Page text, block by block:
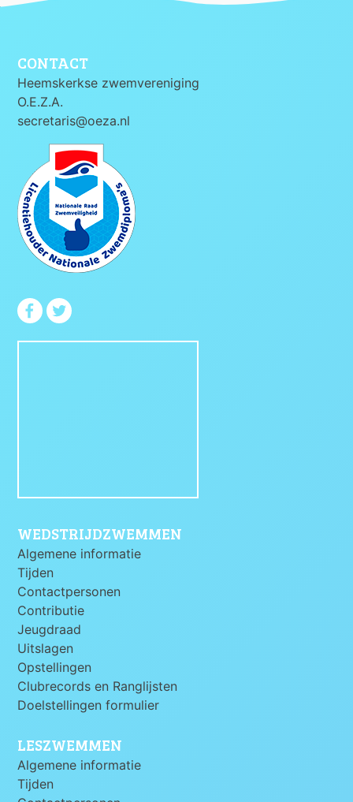
CONTACT
Heemskerkse zwemvereniging
O.E.Z.A.
secretaris@oeza.nl
WEDSTRIJDZWEMMEN
Algemene informatie
Tijden
Contactpersonen
Contributie
Jeugdraad
Uitslagen
Opstellingen
Clubrecords en Ranglijsten
Doelstellingen formulier
LESZWEMMEN
Algemene informatie
Tijden